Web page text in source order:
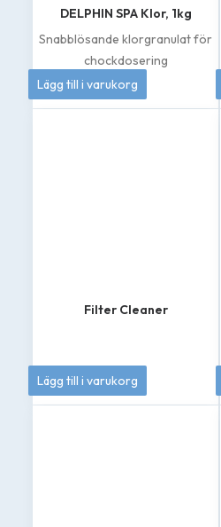
DELPHIN SPA Klor, 1kg
Snabblösande klorgranulat för
chockdosering
262kr
Lägg till i varukorg
Filter Cleaner
139kr
Lägg till i varukorg